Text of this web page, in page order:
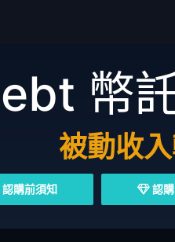
幣
被動收
認購前須知 認購